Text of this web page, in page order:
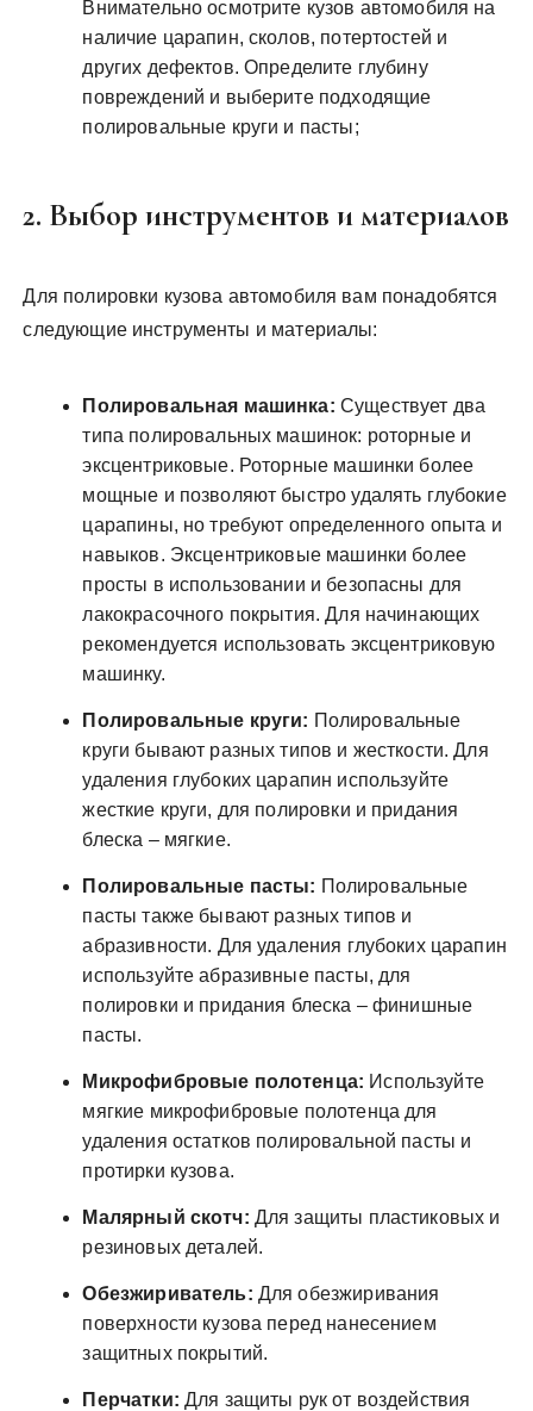
Внимательно осмотрите кузов автомобиля на
наличие царапин, сколов, потертостей и
других дефектов. Определите глубину
повреждений и выберите подходящие
полировальные круги и пасты;
2. Выбор инструментов и материалов
Для полировки кузова автомобиля вам понадобятся
следующие инструменты и материалы:
Полировальная машинка: Существует два
типа полировальных машинок: роторные и
эксцентриковые. Роторные машинки более
мощные и позволяют быстро удалять глубокие
царапины, но требуют определенного опыта и
навыков. Эксцентриковые машинки более
просты в использовании и безопасны для
лакокрасочного покрытия. Для начинающих
рекомендуется использовать эксцентриковую
машинку.
Полировальные круги: Полировальные
круги бывают разных типов и жесткости. Для
удаления глубоких царапин используйте
жесткие круги, для полировки и придания
блеска – мягкие.
Полировальные пасты: Полировальные
пасты также бывают разных типов и
абразивности. Для удаления глубоких царапин
используйте абразивные пасты, для
полировки и придания блеска – финишные
пасты.
Микрофибровые полотенца: Используйте
мягкие микрофибровые полотенца для
удаления остатков полировальной пасты и
протирки кузова.
Малярный скотч: Для защиты пластиковых и
резиновых деталей.
Обезжириватель: Для обезжиривания
поверхности кузова перед нанесением
защитных покрытий.
Перчатки: Для защиты рук от воздействия